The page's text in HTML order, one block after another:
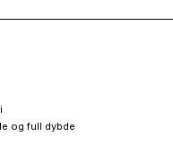
og full dybde